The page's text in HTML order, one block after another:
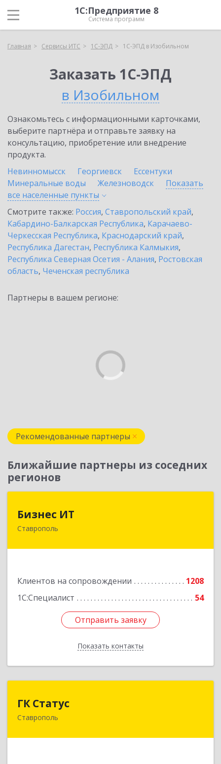
1С:Предприятие 8
Система программ
Главная Сервисы ИТС 1С-ЭПД 1С-ЭПД в Изобильном
Заказать 1С-ЭПД
в Изобильном
Ознакомьтесь с информационными карточками,
выберите партнёра и отправьте заявку на
консультацию, приобретение или внедрение
продукта.
Невинномысск
Георгиевск
Ессентуки
Минеральные воды
Железноводск
Показать
все населенные пункты
Смотрите также: Россия, Ставропольский край,
Кабардино-Балкарская Республика, Карачаево-
Черкесская Республика, Краснодарский край,
Республика Дагестан, Республика Калмыкия,
Республика Северная Осетия - Алания, Ростовская
область, Чеченская республика
Партнеры в вашем регионе:
Рекомендованные партнеры
Ближайшие партнеры из соседних
регионов
Бизнес ИТ
Ставрополь
Клиентов на сопровождении
1208
1С:Специалист
54
Отправить заявку
Показать контакты
355035, Ставропольский край, Ставрополь г, 1
Отправить заявку
Назад
ГК Статус
Ставрополь
355002, Ставропольский край, Ставрополь г,